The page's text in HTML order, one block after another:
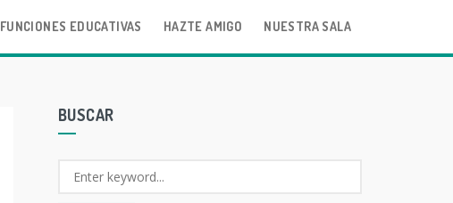
FUNCIONES EDUCATIVAS HAZTE AMIGO NUESTRA SALA
BUSCAR